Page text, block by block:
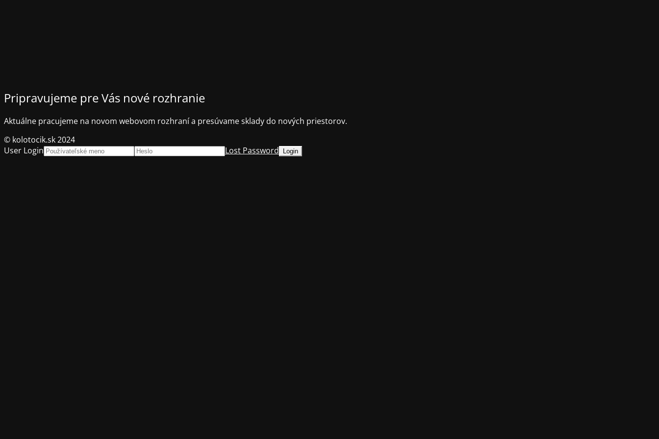
Pripravujeme pre Vás nové rozhranie
Aktuálne pracujeme na novom webovom rozhraní a presúvame sklady do nových priestorov.
© kolotocik.sk 2024
User Login
Lost Password